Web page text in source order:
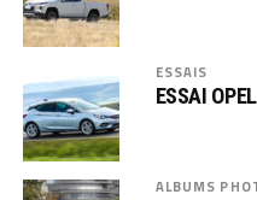
ESSAIS
ESSAI
ALBUMS